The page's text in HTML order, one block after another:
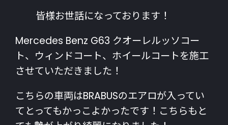
皆様お世話になっております！
Mercedes Benz G63 クオーレルッソコー
ト、ウィンドコート、ホイールコートを施工
させていただきました！
こちらの車両はBRABUSのエアロが入ってい
てとってもかっこよかったです！こちらもと